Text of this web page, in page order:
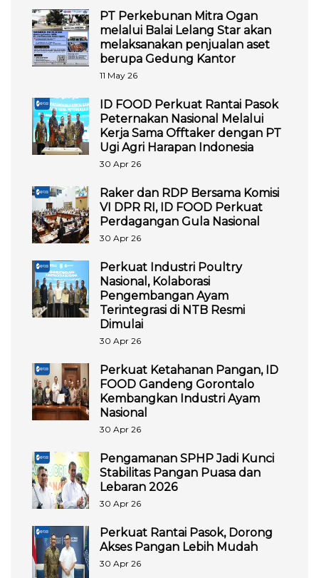
PT Perkebunan Mitra Ogan
melalui Balai Lelang Star akan
melaksanakan penjualan aset
berupa Gedung Kantor
11 May 26
ID FOOD Perkuat Rantai Pasok
Peternakan Nasional Melalui
Kerja Sama Offtaker dengan PT
Ugi Agri Harapan Indonesia
30 Apr 26
Raker dan RDP Bersama Komisi
VI DPR RI, ID FOOD Perkuat
Perdagangan Gula Nasional
30 Apr 26
Perkuat Industri Poultry
Nasional, Kolaborasi
Pengembangan Ayam
Terintegrasi di NTB Resmi
Dimulai
30 Apr 26
Perkuat Ketahanan Pangan, ID
FOOD Gandeng Gorontalo
Kembangkan Industri Ayam
Nasional
30 Apr 26
Pengamanan SPHP Jadi Kunci
Stabilitas Pangan Puasa dan
Lebaran 2026
30 Apr 26
Perkuat Rantai Pasok, Dorong
Akses Pangan Lebih Mudah
30 Apr 26